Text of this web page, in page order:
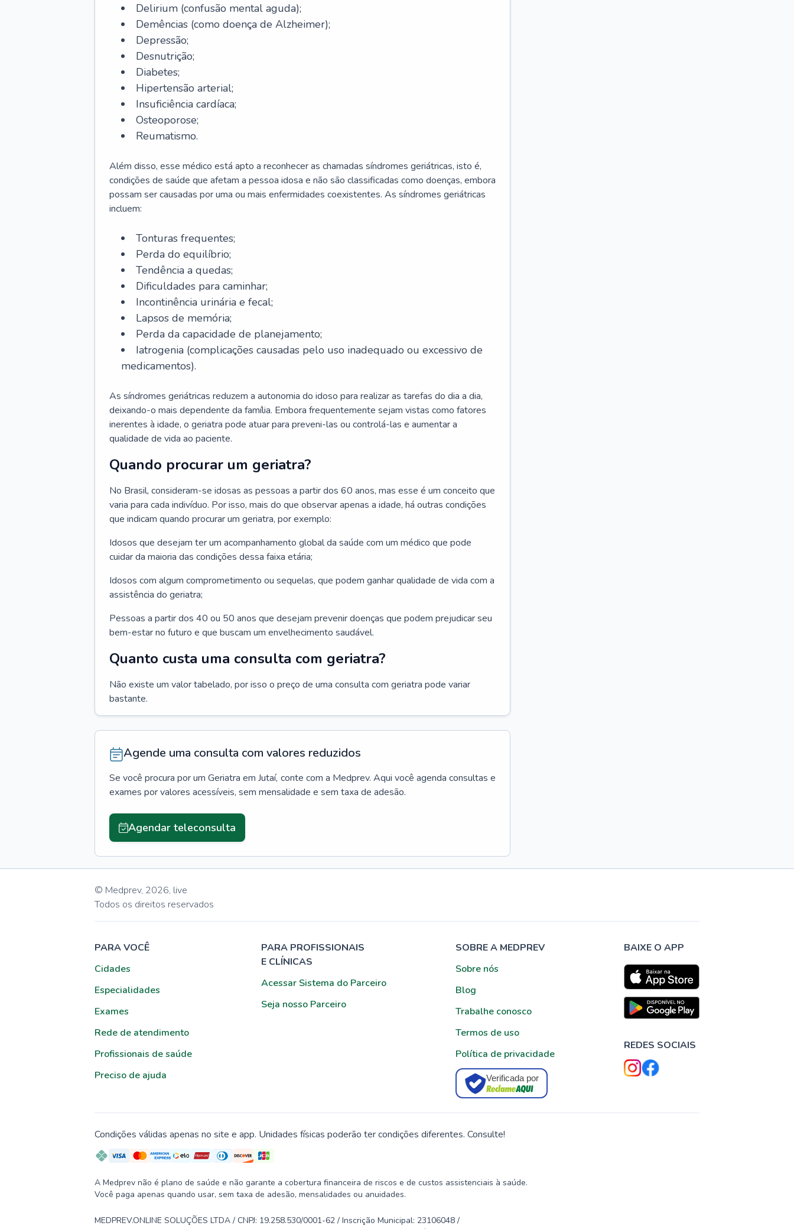
Delirium (confusão mental aguda);
Demências (como doença de Alzheimer);
Depressão;
Desnutrição;
Diabetes;
Hipertensão arterial;
Insuficiência cardíaca;
Osteoporose;
Reumatismo.
Além disso, esse médico está apto a reconhecer as chamadas síndromes geriátricas, isto é,
condições de saúde que afetam a pessoa idosa e não são classificadas como doenças, embora
possam ser causadas por uma ou mais enfermidades coexistentes. As síndromes geriátricas
incluem:
Tonturas frequentes;
Perda do equilíbrio;
Tendência a quedas;
Dificuldades para caminhar;
Incontinência urinária e fecal;
Lapsos de memória;
Perda da capacidade de planejamento;
Iatrogenia (complicações causadas pelo uso inadequado ou excessivo de
medicamentos).
As síndromes geriátricas reduzem a autonomia do idoso para realizar as tarefas do dia a dia,
deixando-o mais dependente da família. Embora frequentemente sejam vistas como fatores
inerentes à idade, o geriatra pode atuar para preveni-las ou controlá-las e aumentar a
qualidade de vida ao paciente.
Quando procurar um geriatra?
No Brasil, consideram-se idosas as pessoas a partir dos 60 anos, mas esse é um conceito que
varia para cada indivíduo. Por isso, mais do que observar apenas a idade, há outras condições
que indicam quando procurar um geriatra, por exemplo:
Idosos que desejam ter um acompanhamento global da saúde com um médico que pode
cuidar da maioria das condições dessa faixa etária;
Idosos com algum comprometimento ou sequelas, que podem ganhar qualidade de vida com a
assistência do geriatra;
Pessoas a partir dos 40 ou 50 anos que desejam prevenir doenças que podem prejudicar seu
bem-estar no futuro e que buscam um envelhecimento saudável.
Quanto custa uma consulta com geriatra?
Não existe um valor tabelado, por isso o preço de uma consulta com geriatra pode variar
bastante.
Agende uma consulta com valores reduzidos
Se você procura por um Geriatra em Jutaí, conte com a Medprev. Aqui você agenda consultas e
exames por valores acessíveis, sem mensalidade e sem taxa de adesão.
Agendar teleconsulta
© Medprev, 2026, live
Todos os direitos reservados
PARA VOCÊ
Cidades
Especialidades
Exames
Rede de atendimento
Profissionais de saúde
Preciso de ajuda
PARA PROFISSIONAIS
E CLÍNICAS
Acessar Sistema do Parceiro
Seja nosso Parceiro
SOBRE A MEDPREV
Sobre nós
Blog
Trabalhe conosco
Termos de uso
Política de privacidade
Verificada por
BAIXE O APP
REDES SOCIAIS
Condições válidas apenas no site e app. Unidades físicas poderão ter condições diferentes. Consulte!
A Medprev não é plano de saúde e não garante a cobertura financeira de riscos e de custos assistenciais à saúde.
Você paga apenas quando usar, sem taxa de adesão, mensalidades ou anuidades.
MEDPREV.ONLINE SOLUÇÕES LTDA / CNPJ: 19.258.530/0001-62 / Inscrição Municipal: 23106048 /